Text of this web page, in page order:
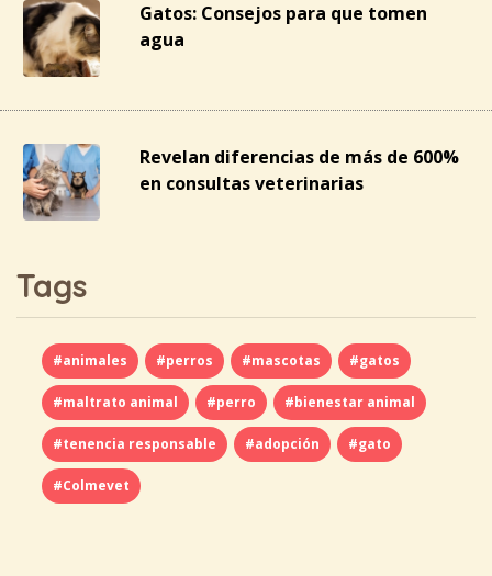
Gatos: Consejos para que tomen
agua
Revelan diferencias de más de 600%
en consultas veterinarias
Tags
#animales #perros #mascotas #gatos
#maltrato animal #perro #bienestar animal
#tenencia responsable #adopción #gato
#Colmevet